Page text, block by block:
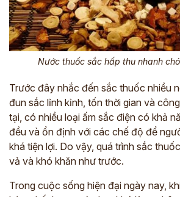
Nước thuốc sắc hấp thu nhanh
Trước đây nhắc đến sắc thuốc nhiều
đun sắc lỉnh kỉnh, tốn thời gian và
tại, có nhiều loại ấm sắc điện có khả
đều và ổn định với các chế độ để
khá tiện lợi. Do vậy, quá trình sắc
vả và khó khăn như trước.
Trong cuộc sống hiện đại ngày nay,
ĐĂNG KÝ TƯ VẤN
THĂM KHÁM
CÙNG CHUYÊN GIA Y HỌC CỔ TRUYỀN